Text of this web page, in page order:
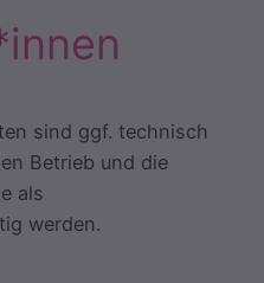
sind ggf. technisch
Betrieb und die
als
werden.